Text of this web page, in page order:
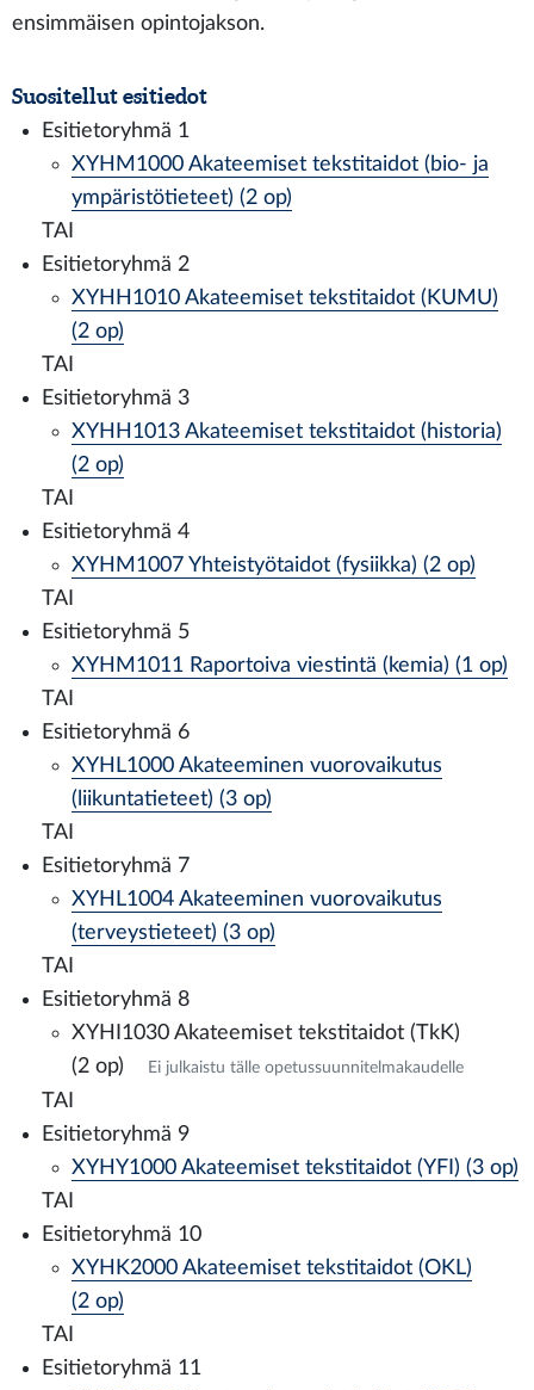
ensimmäisen opintojakson.
Suositellut esitiedot
Esitietoryhmä 1
XYHM1000 Akateemiset tekstitaidot (bio- ja
ympäristötieteet) (2 op)
TAI
Esitietoryhmä 2
XYHH1010 Akateemiset tekstitaidot (KUMU)
(2 op)
TAI
Esitietoryhmä 3
XYHH1013 Akateemiset tekstitaidot (historia)
(2 op)
TAI
Esitietoryhmä 4
XYHM1007 Yhteistyötaidot (fysiikka) (2 op)
TAI
Esitietoryhmä 5
XYHM1011 Raportoiva viestintä (kemia) (1 op)
TAI
Esitietoryhmä 6
XYHL1000 Akateeminen vuorovaikutus
(liikuntatieteet) (3 op)
TAI
Esitietoryhmä 7
XYHL1004 Akateeminen vuorovaikutus
(terveystieteet) (3 op)
TAI
Esitietoryhmä 8
XYHI1030 Akateemiset tekstitaidot (TkK)
(2 op)
Ei julkaistu tälle opetussuunnitelmakaudelle
TAI
Esitietoryhmä 9
XYHY1000 Akateemiset tekstitaidot (YFI) (3 op)
TAI
Esitietoryhmä 10
XYHK2000 Akateemiset tekstitaidot (OKL)
(2 op)
TAI
Esitietoryhmä 11